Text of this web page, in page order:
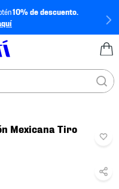
10% de descuento.
Mexicana Tiro